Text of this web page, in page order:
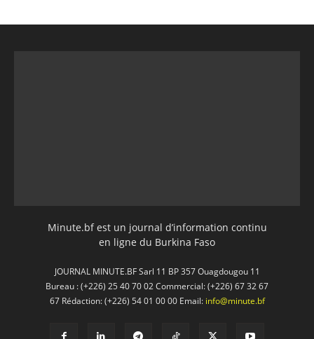
Minute.bf est un journal d’information continu
en ligne du Burkina Faso
JOURNAL MINUTE.BF Sarl 11 BP 357 Ouagdougou 11
Bureau : (+226) 25 40 70 02 Commercial: (+226) 67 32 67
67 Rédaction: (+226) 54 01 00 00 Email: info@minute.bf